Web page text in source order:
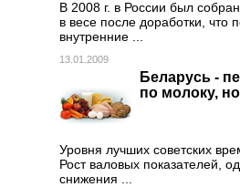
В 2008 г. в России был
в весе после доработки, что
внутренние ...
13.01.2009
Беларусь -
по молоку,
Уровня лучших советских
Рост валовых показателей,
снижения ...